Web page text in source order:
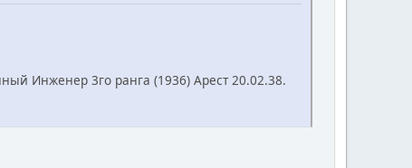
Инженер 3го ранга (1936) Арест 20.02.38.